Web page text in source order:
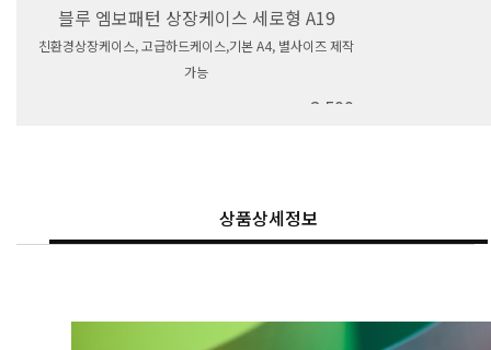
블루 엠보패턴 상장케이스 세로형 A19
친환경상장케이스, 고급하드케이스,기본 A4, 별사이즈 제작
가능
2,500
상품상세정보